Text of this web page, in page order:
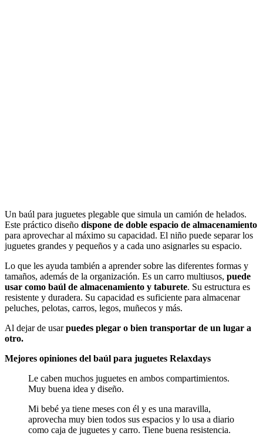
Un baúl para juguetes plegable que simula un camión de helados.
Este práctico diseño dispone de doble espacio de almacenamiento
para aprovechar al máximo su capacidad. El niño puede separar los
juguetes grandes y pequeños y a cada uno asignarles su espacio.
Lo que les ayuda también a aprender sobre las diferentes formas y
tamaños, además de la organización. Es un carro multiusos, puede
usar como baúl de almacenamiento y taburete. Su estructura es
resistente y duradera. Su capacidad es suficiente para almacenar
peluches, pelotas, carros, legos, muñecos y más.
Al dejar de usarpuedes plegar o bien transportar de un lugar a
otro.
Mejores opiniones del baúl para juguetes Relaxdays
Le caben muchos juguetes en ambos compartimientos.
Muy buena idea y diseño.
Mi bebé ya tiene meses con él y es una maravilla,
aprovecha muy bien todos sus espacios y lo usa a diario
como caja de juguetes y carro. Tiene buena resistencia.